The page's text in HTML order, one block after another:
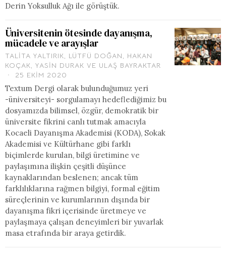
Derin Yoksulluk Ağı ile görüştük.
Üniversitenin ötesinde dayanışma,
mücadele ve arayışlar
TALITA YALTIRIK, LÜTFÜ DOĞAN, HAKAN
KOÇAK, YASIN DURAK VE ULAŞ BAYRAKTAR
25 EKIM 2020
Textum Dergi olarak bulunduğumuz yeri
-üniversiteyi- sorgulamayı hedeflediğimiz bu
dosyamızda bilimsel, özgür, demokratik bir
üniversite fikrini canlı tutmak amacıyla
Kocaeli Dayanışma Akademisi (KODA), Sokak
Akademisi ve Kültürhane gibi farklı
biçimlerde kurulan, bilgi üretimine ve
paylaşımına ilişkin çeşitli düşünce
kaynaklarından beslenen; ancak tüm
farklılıklarına rağmen bilgiyi, formal eğitim
süreçlerinin ve kurumlarının dışında bir
dayanışma fikri içerisinde üretmeye ve
paylaşmaya çalışan deneyimleri bir yuvarlak
masa etrafında bir araya getirdik.